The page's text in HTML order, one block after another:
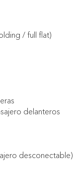
/ full flat)
delanteros
desconectable)